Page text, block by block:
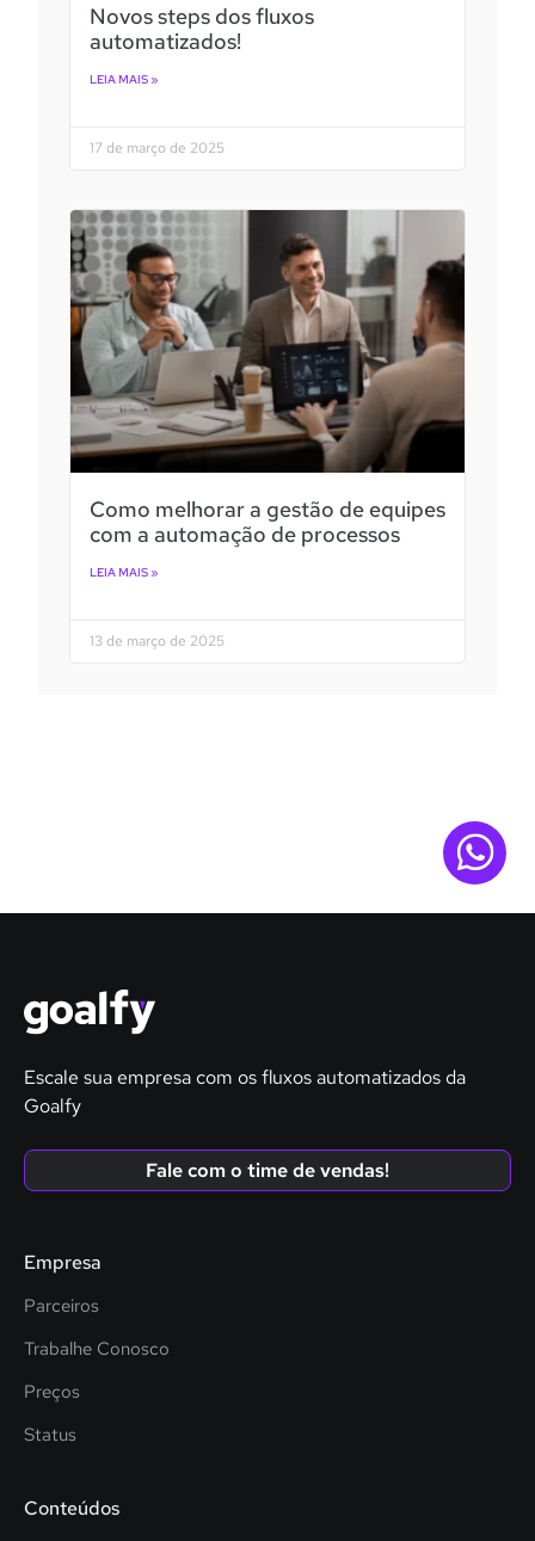
Novos steps dos fluxos
automatizados!
LEIA MAIS »
17 de março de 2025
Como melhorar a gestão de equipes
com a automação de processos
LEIA MAIS »
13 de março de 2025
Escale sua empresa com os fluxos automatizados da
Goalfy
Fale com o time de vendas!
Empresa
Parceiros
Trabalhe Conosco
Preços
Status
Conteúdos